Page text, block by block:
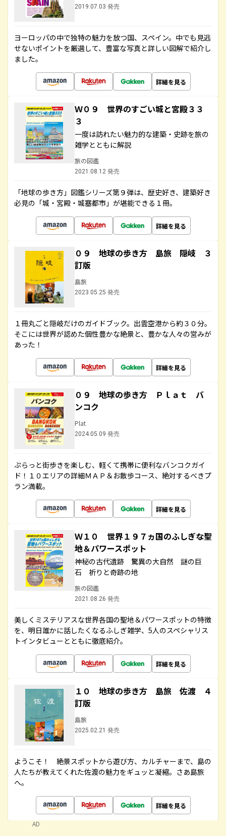
2019.07.03 発売
ヨーロッパの中で独特の魅力を放つ国、スペイン。中でも見逃
せないポイントを厳選して、豊富な写真と詳しい図解で紹介し
ました。
詳細を見る
Ｗ０９ 世界のすごい城と宮殿３３
３
一度は訪れたい魅力的な建築・史跡を旅の
雑学とともに解説
旅の図鑑
2021.08.12 発売
「地球の歩き方」図鑑シリーズ第９弾は、歴史好き、建築好き
必見の「城・宮殿・城塞都市」が堪能できる１冊。
詳細を見る
０９ 地球の歩き方 島旅 隠岐 ３
訂版
島旅
2023.05.25 発売
１冊丸ごと隠岐だけのガイドブック。出雲空港から約３０分。
そこには世界が認めた個性豊かな絶景と、豊かな人々の営みが
あった！
詳細を見る
０９ 地球の歩き方 Ｐｌａｔ バ
ンコク
Plat
2024.05.09 発売
ぷらっと街歩きを楽しむ、軽くて携帯に便利なバンコクガイ
ド！１０エリアの詳細ＭＡＰ＆お散歩コース、絶対するべきプ
ラン満載。
詳細を見る
Ｗ１０ 世界１９７ヵ国のふしぎな聖
地＆パワースポット
神秘の古代遺跡 驚異の大自然 謎の巨
石 祈りと奇跡の地
旅の図鑑
2021.08.26 発売
美しくミステリアスな世界各国の聖地＆パワースポットの特徴
を、明日誰かに話したくなるふしぎ雑学、5人のスペシャリス
トインタビューとともに徹底紹介。
詳細を見る
１０ 地球の歩き方 島旅 佐渡 ４
訂版
島旅
2025.02.21 発売
ようこそ！ 絶景スポットから遊び方、カルチャーまで、島の
人たちが教えてくれた佐渡の魅力をギュッと凝縮。さあ島旅
へ。
詳細を見る
AD